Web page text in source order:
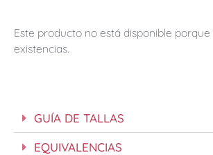
Este producto no está disponible
existencias.
GUÍA DE TALLAS
EQUIVALENCIAS